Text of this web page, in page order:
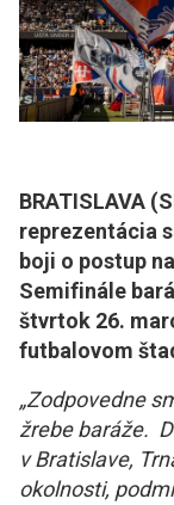
BRATISLAVA
reprezentácia
boji o postup
Semifinále
štvrtok 26.
futbalovom
„Zodpovedne
žrebe baráže.
v Bratislave,
okolnosti,